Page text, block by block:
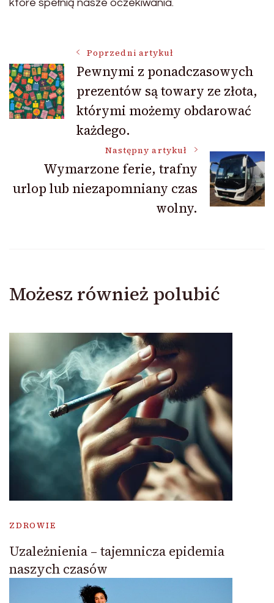
które spełnią nasze oczekiwania.
Nawigacja
wpisu
Poprzedni artykuł
Pewnymi z ponadczasowych
prezentów są towary ze złota,
którymi możemy obdarować
każdego.
Następny artykuł
Wymarzone ferie, trafny
urlop lub niezapomniany czas
wolny.
Możesz również polubić
ZDROWIE
Uzależnienia – tajemnicza epidemia
naszych czasów